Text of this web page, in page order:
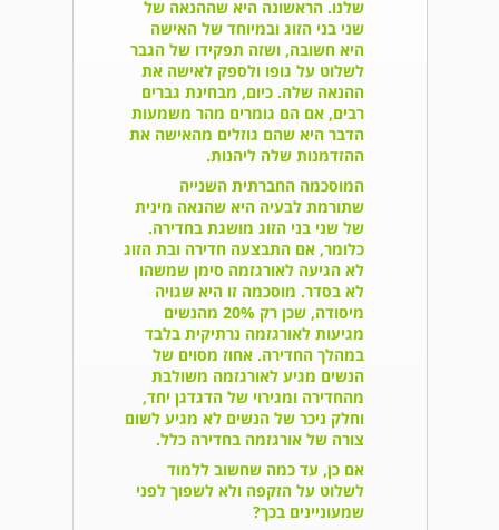
שלנו. הראשונה היא שההנאה של
שני בני הזוג ובמיוחד של האישה
היא חשובה, ושזה תפקידו של הגבר
לשלוט על גופו ולספק לאישה את
ההנאה שלה. כיום, מבחינת גברים
רבים, אם הם גומרים מהר משמעות
הדבר היא שהם גוזלים מהאישה את
ההזדמנות שלה ליהנות.
המוסכמה החברתית השנייה
שתורמת לבעיה היא שהנאה מינית
של שני בני הזוג מושגת בחדירה.
כלומר, אם התבצעה חדירה ובת הזוג
לא הגיעה לאורגזמה סימן שמשהו
לא בסדר. מוסכמה זו היא שגויה
מיסודה, שכן רק 20% מהנשים
מגיעות לאורגזמה נרתיקית בלבד
במהלך החדירה. אחוז מסוים של
הנשים מגיע לאורגזמה משולבת
מהחדירה ומגירוי של הדגדגן יחד,
וחלק ניכר של הנשים לא מגיע לשום
צורה של אורגזמה בחדירה כלל.
אם כן, עד כמה שחשוב ללמוד
לשלוט על הזקפה ולא לשפוך לפני
שמעוניינים בכך?